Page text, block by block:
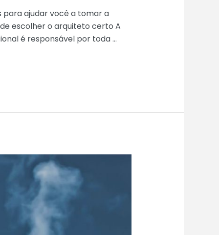
ajudar você a tomar a
escolher o arquiteto certo A
é responsável por toda …